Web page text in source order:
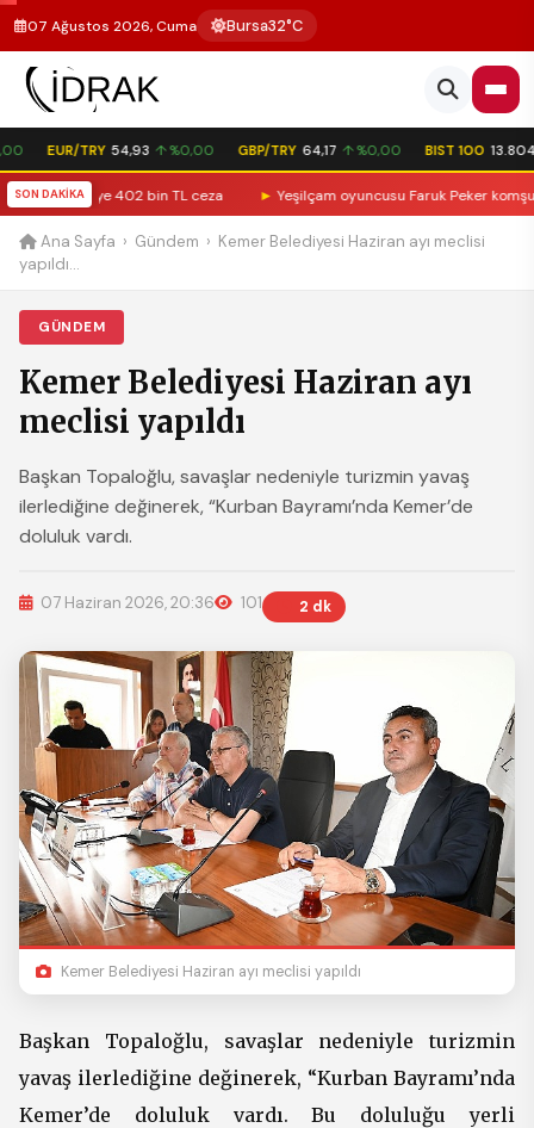
07 Ağustos 2026, Cuma Bursa32°C
EUR/TRY 54,93 ↑ %0,00 GBP/TRY 64,17 ↑ %0,00 BIST 100
SON DAKİKA402 bin TL ceza Yeşilçam oyuncusu Faruk Peker
Ana Sayfa › Gündem › Kemer Belediyesi Haziran ayı meclisi
yapıldı...
GÜNDEM
Kemer Belediyesi Haziran ayı
meclisi yapıldı
Başkan Topaloğlu, savaşlar nedeniyle turizmin yavaş
ilerlediğine değinerek, “Kurban Bayramı’nda Kemer’de
doluluk vardı.
07 Haziran 2026, 20:36 101 2 dk
Kemer Belediyesi Haziran ayı meclisi yapıldı
Başkan Topaloğlu, savaşlar nedeniyle turizmin
yavaş ilerlediğine değinerek, “Kurban Bayramı’nda
Kemer’de doluluk vardı. Bu doluluğu yerli